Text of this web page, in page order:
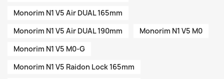
Monorim N1 V5 Air DUAL 165mm
Monorim N1 V5 Air DUAL 190mm
Monorim N1 V5 M0
Monorim N1 V5 M0-G
Monorim N1 V5 Raidon Lock 165mm